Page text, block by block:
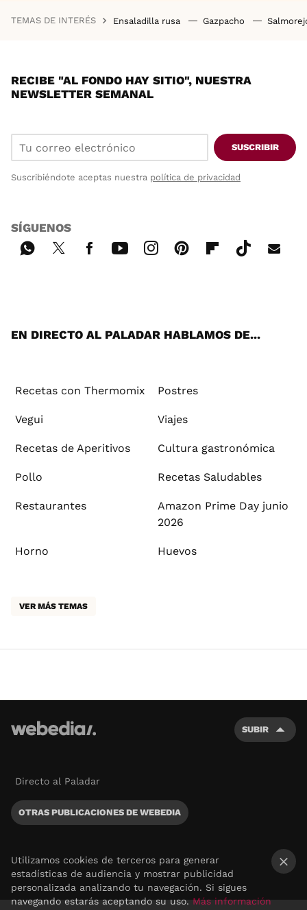
TEMAS DE INTERÉS Ensaladilla rusa Gazpacho
RECIBE "AL FONDO HAY SITIO", NUESTRA
NEWSLETTER SEMANAL
SUSCRIBIR
Suscribiéndote aceptas nuestra política de privacidad
SÍGUENOS
EN DIRECTO AL PALADAR HABLAMOS DE...
Recetas con Thermomix Postres
Vegui Viajes
Recetas de Aperitivos Cultura gastronómica
Pollo Recetas Saludables
Restaurantes
Amazon Prime Day junio
2026
Horno Huevos
VER MÁS TEMAS
SUBIR
Directo al Paladar
OTRAS PUBLICACIONES DE WEBEDIA
Utilizamos cookies de terceros para generar
estadísticas de audiencia y mostrar publicidad
personalizada analizando tu navegación. Si sigues
navegando estarás aceptando su uso.Más información